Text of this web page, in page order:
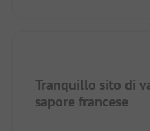
Tranquillo sito di
sapore francese